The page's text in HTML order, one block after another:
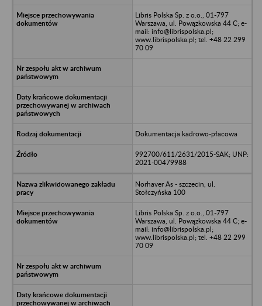
Libris Polska Sp. z o.o., 01-797
Warszawa, ul. Powązkowska 44 C; e-
mail: info@librispolska.pl;
www.librispolska.pl; tel. +48 22 299
70 09
Dokumentacja kadrowo-płacowa
992700/611/2631/2015-SAK; UNP:
2021-00479988
Norhaver As - szczecin, ul.
Stołczyńska 100
Libris Polska Sp. z o.o., 01-797
Warszawa, ul. Powązkowska 44 C; e-
mail: info@librispolska.pl;
www.librispolska.pl; tel. +48 22 299
70 09